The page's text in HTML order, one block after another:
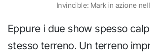
Invincible: Mark in azione
Eppure i due show spesso
stesso terreno. Un terreno